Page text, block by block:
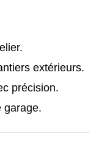
extérieurs.
précision.
garage.